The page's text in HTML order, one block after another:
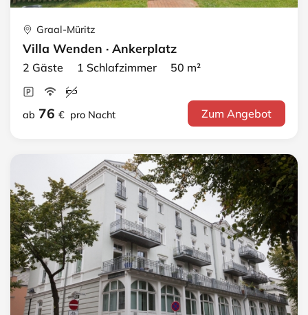
Graal-Müritz
Villa Wenden · Ankerplatz
2 Gäste 1 Schlafzimmer 50 m²
ab 76 € pro Nacht Zum Angebot